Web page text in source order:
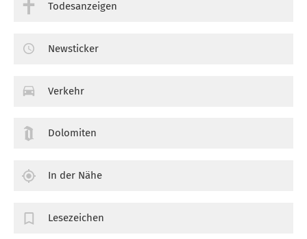
Todesanzeigen
Newsticker
Verkehr
Dolomiten
In der Nähe
Lesezeichen